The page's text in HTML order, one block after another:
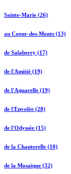
Sainte-Marie (26)
au Coeur-des-Monts (13)
de Salaberry (17)
de l'Amitié (19)
de l'Aquarelle (19)
de l'Envolée (28)
de l'Odyssée (15)
de la Chanterelle (10)
de la Mosaïque (32)